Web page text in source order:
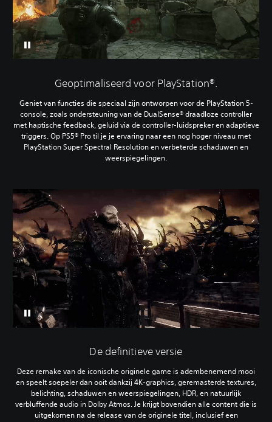
Geoptimaliseerd voor PlayStation®.
Geniet van functies die speciaal zijn ontworpen voor de PlayStation 5-
console, zoals ondersteuning van de DualSense® draadloze controller
met haptische feedback, geluid via de controller-luidspreker en adaptieve
triggers. Op PS5® Pro til je je ervaring naar een nog hoger niveau met
PlayStation Super Spectral Resolution en verbeterde schaduwen en
weerspiegelingen.
De definitieve versie
Deze remake van de iconische originele game is adembenemend mooi
en speelt soepeler dan ooit dankzij 4K-graphics, geremasterde textures,
belichting, schaduwen en weerspiegelingen, HDR, en natuurlijk
verbluffende audio in Dolby Atmos. Je krijgt bovendien alle content die is
uitgekomen na de release van de originele titel, inclusief een